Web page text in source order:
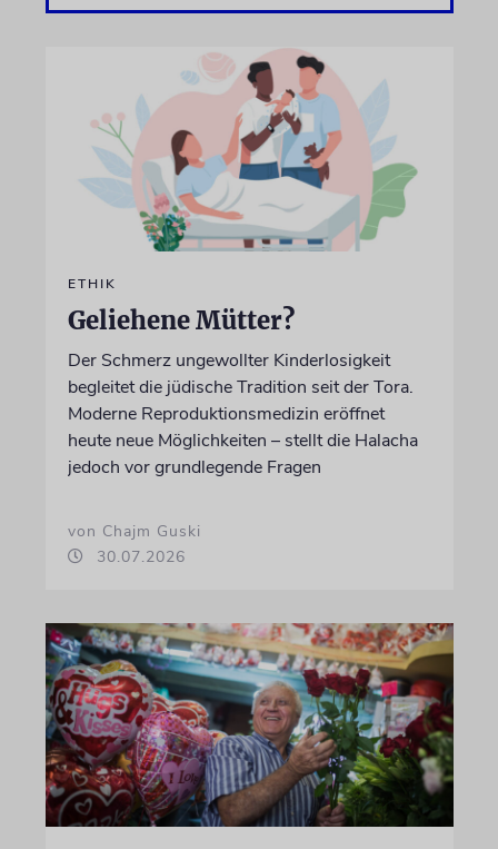
ETHIK
Geliehene Mütter?
Der Schmerz ungewollter Kinderlosigkeit
begleitet die jüdische Tradition seit der Tora.
Moderne Reproduktionsmedizin eröffnet
heute neue Möglichkeiten – stellt die Halacha
jedoch vor grundlegende Fragen
von Chajm Guski
30.07.2026